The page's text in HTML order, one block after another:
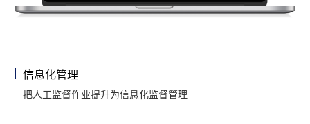
信息化管理
把人工监督作业提升为信息化监督管理